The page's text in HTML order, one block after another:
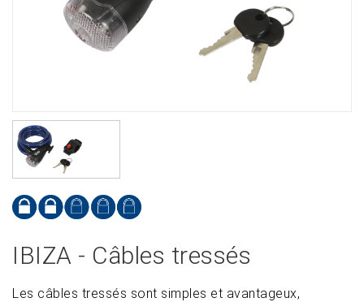
IBIZA - Câbles tressés
Les câbles tressés sont simples et avantageux,